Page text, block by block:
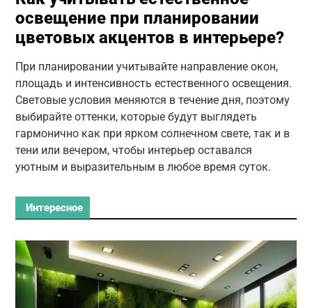
освещение при планировании
цветовых акцентов в интерьере?
При планировании учитывайте направление окон,
площадь и интенсивность естественного освещения.
Световые условия меняются в течение дня, поэтому
выбирайте оттенки, которые будут выглядеть
гармонично как при ярком солнечном свете, так и в
тени или вечером, чтобы интерьер оставался
уютным и выразительным в любое время суток.
Интересное